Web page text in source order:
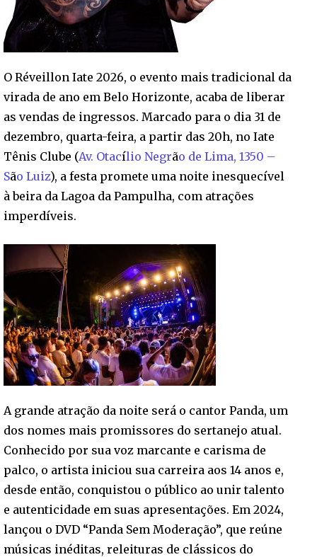
O Réveillon Iate 2026, o evento mais tradicional da
virada de ano em Belo Horizonte, acaba de liberar
as vendas de ingressos. Marcado para o dia 31 de
dezembro, quarta-feira, a partir das 20h, no Iate
Tênis Clube (Av. Otacílio Negrão de Lima, 1350 –
São Luiz), a festa promete uma noite inesquecível
à beira da Lagoa da Pampulha, com atrações
imperdíveis.
A grande atração da noite será o cantor Panda, um
dos nomes mais promissores do sertanejo atual.
Conhecido por sua voz marcante e carisma de
palco, o artista iniciou sua carreira aos 14 anos e,
desde então, conquistou o público ao unir talento
e autenticidade em suas apresentações. Em 2024,
lançou o DVD “Panda Sem Moderação”, que reúne
músicas inéditas, releituras de clássicos do